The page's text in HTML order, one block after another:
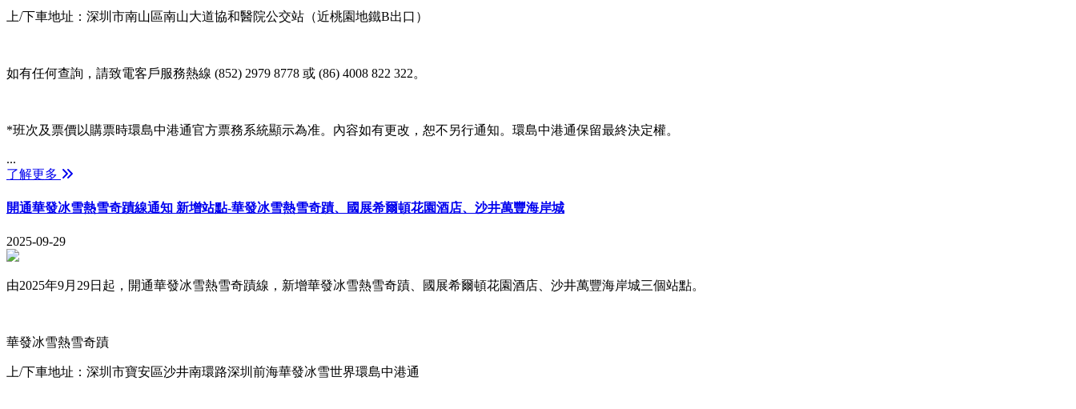
上/下車地址：深圳市南山區南山大道協和醫院公交站（近桃園地鐵B出口）
如有任何查詢，請致電客戶服務熱線 (852) 2979 8778 或 (86) 4008 822 322。
*班次及票價以購票時環島中港通官方票務系統顯示為准。內容如有更改，恕不另行通知。環島中港通保留最終決定權。
...
了解更多
開通華發冰雪熱雪奇蹟線通知 新增站點-華發冰雪熱雪奇蹟、國展希爾頓花園酒店、沙井萬豐海岸城
2025-09-29
由2025年9月29日起，開通華發冰雪熱雪奇蹟線，新增華發冰雪熱雪奇蹟、國展希爾頓花園酒店、沙井萬豐海岸城三個站點。
華發冰雪熱雪奇蹟
上/下車地址：深圳市寶安區沙井南環路深圳前海華發冰雪世界環島中港通